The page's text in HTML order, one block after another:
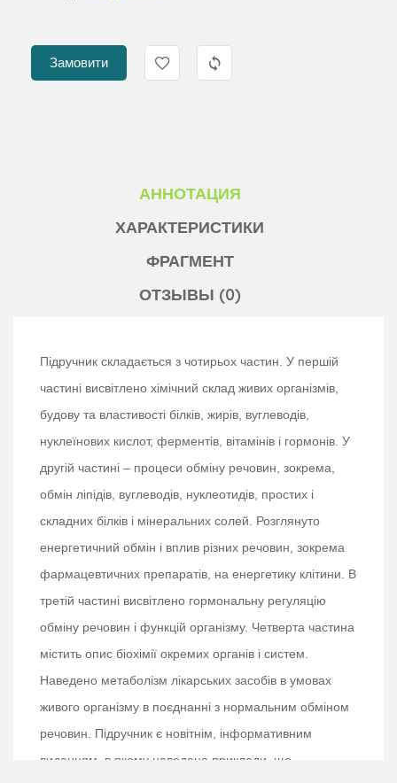
Замовити
АННОТАЦИЯ
ХАРАКТЕРИСТИКИ
ФРАГМЕНТ
ОТЗЫВЫ (0)
Підручник складається з чотирьох частин. У першій
частині висвітлено хімічний склад живих організмів,
будову та властивості білків, жирів, вуглеводів,
нуклеїнових кислот, ферментів, вітамінів і гормонів. У
другій частині – процеси обміну речовин, зокрема,
обмін ліпідів, вуглеводів, нуклеотидів, простих і
складних білків і мінеральних солей. Розглянуто
енергетичний обмін і вплив різних речовин, зокрема
фармацевтичних препаратів, на енергетику клітини. В
третій частині висвітлено гормональну регуляцію
обміну речовин і функцій організму. Четверта частина
містить опис біохімії окремих органів і систем.
Наведено метаболізм лікарських засобів в умовах
живого організму в поєднанні з нормальним обміном
речовин. Підручник є новітнім, інформативним
виданням, в якому наведено приклади, що